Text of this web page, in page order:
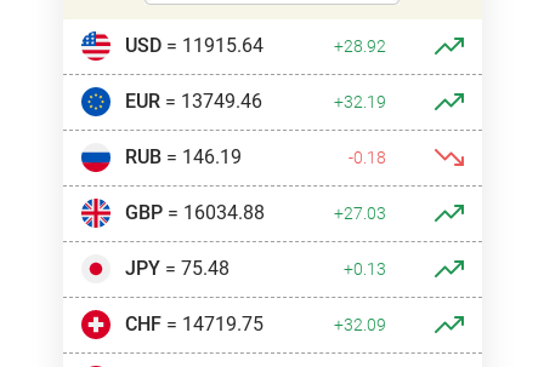
USD= 11915.64 +28.92
EUR= 13749.46 +32.19
RUB= 146.19 -0.18
GBP= 16034.88 +27.03
JPY= 75.48 +0.13
CHF= 14719.75 +32.09